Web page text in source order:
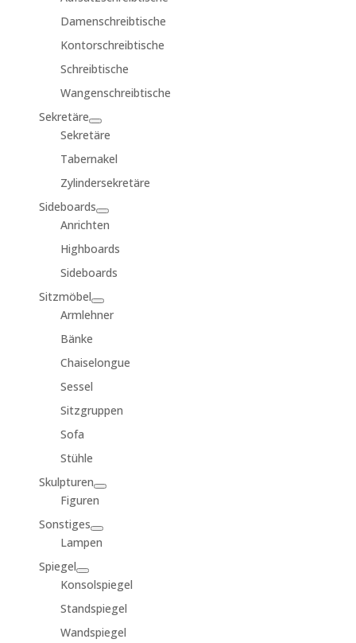
Damenschreibtische
Kontorschreibtische
Schreibtische
Wangenschreibtische
Sekretäre
Sekretäre
Tabernakel
Zylindersekretäre
Sideboards
Anrichten
Highboards
Sideboards
Sitzmöbel
Armlehner
Bänke
Chaiselongue
Sessel
Sitzgruppen
Sofa
Stühle
Skulpturen
Figuren
Sonstiges
Lampen
Spiegel
Konsolspiegel
Standspiegel
Wandspiegel